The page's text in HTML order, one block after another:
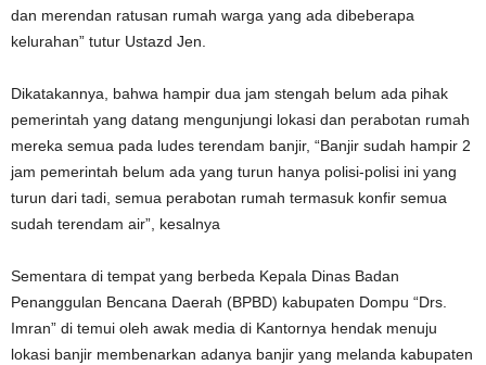
dan merendan ratusan rumah warga yang ada dibeberapa
kelurahan” tutur Ustazd Jen.
Dikatakannya, bahwa hampir dua jam stengah belum ada pihak
pemerintah yang datang mengunjungi lokasi dan perabotan rumah
mereka semua pada ludes terendam banjir, “Banjir sudah hampir 2
jam pemerintah belum ada yang turun hanya polisi-polisi ini yang
turun dari tadi, semua perabotan rumah termasuk konfir semua
sudah terendam air”, kesalnya
Sementara di tempat yang berbeda Kepala Dinas Badan
Penanggulan Bencana Daerah (BPBD) kabupaten Dompu “Drs.
Imran” di temui oleh awak media di Kantornya hendak menuju
lokasi banjir membenarkan adanya banjir yang melanda kabupaten